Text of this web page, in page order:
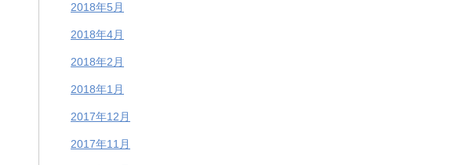
2018年5月
2018年4月
2018年2月
2018年1月
2017年12月
2017年11月